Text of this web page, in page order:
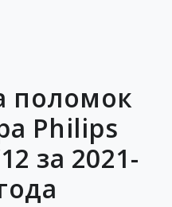
поломок
Philips
за 2021-